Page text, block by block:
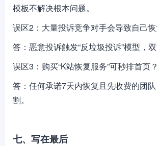
模板不解决根本问题。
误区2：大量投诉竞争对手会导致自己恢
答：恶意投诉触发“反垃圾投诉”模型，双
误区3：购买“K站恢复服务”可秒排首页？
答：任何承诺7天内恢复且先收费的团
割。
七、写在最后